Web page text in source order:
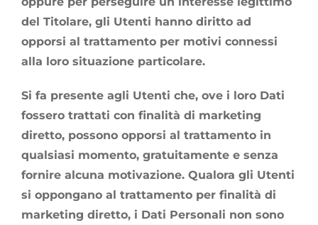
del Titolare, gli Utenti hanno diritto ad
opporsi al trattamento per motivi connessi
alla loro situazione particolare.
Si fa presente agli Utenti che, ove i loro Dati
fossero trattati con finalità di marketing
diretto, possono opporsi al trattamento in
qualsiasi momento, gratuitamente e senza
fornire alcuna motivazione. Qualora gli Utenti
si oppongano al trattamento per finalità di
marketing diretto, i Dati Personali non sono